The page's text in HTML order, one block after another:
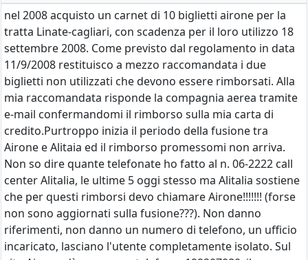
nel 2008 acquisto un carnet di 10 biglietti airone per la
tratta Linate-cagliari, con scadenza per il loro utilizzo 18
settembre 2008. Come previsto dal regolamento in data
11/9/2008 restituisco a mezzo raccomandata i due
biglietti non utilizzati che devono essere rimborsati. Alla
mia raccomandata risponde la compagnia aerea tramite
e-mail confermandomi il rimborso sulla mia carta di
credito.Purtroppo inizia il periodo della fusione tra
Airone e Alitaia ed il rimborso promessomi non arriva.
Non so dire quante telefonate ho fatto al n. 06-2222 call
center Alitalia, le ultime 5 oggi stesso ma Alitalia sostiene
che per questi rimborsi devo chiamare Airone!!!!!!! (forse
non sono aggiornati sulla fusione???). Non danno
riferimenti, non danno un numero di telefono, un ufficio
incaricato, lasciano l'utente completamente isolato. Sul